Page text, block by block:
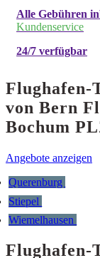
Alle Gebühren
Kundenservice
24/7 verfügbar
Flughafen-
von Bern
Bochum
Angebote anzeigen
Querenburg
Stiepel
Wiemelhausen
Flughafen-